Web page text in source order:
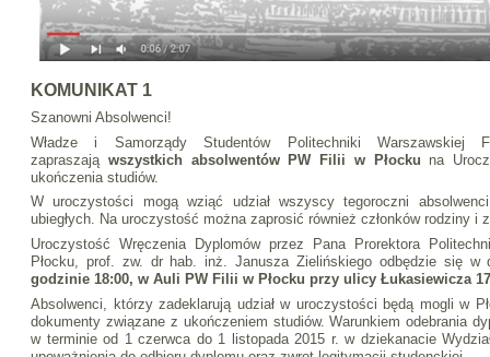
KOMUNIKAT 1
Szanowni Absolwenci!
Władze i Samorządy Studentów Politechniki Warszawskiej
zapraszają wszystkich absolwentów PW Filii w Płocku na
ukończenia studiów.
W uroczystości mogą wziąć udział wszyscy tegoroczni
ubiegłych. Na uroczystość można zaprosić również członków rodziny i
Uroczystość Wręczenia Dyplomów przez Pana Prorektora
Płocku, prof. zw. dr hab. inż. Janusza Zielińskiego odbędzie się
godzinie 18:00, w Auli PW Filii w Płocku przy ulicy Łukasiewicza
Absolwenci, którzy zadeklarują udział w uroczystości będą mogli w
dokumenty związane z ukończeniem studiów. Warunkiem odebrania
w terminie od 1 czerwca do 1 listopada 2015 r. w dziekanacie